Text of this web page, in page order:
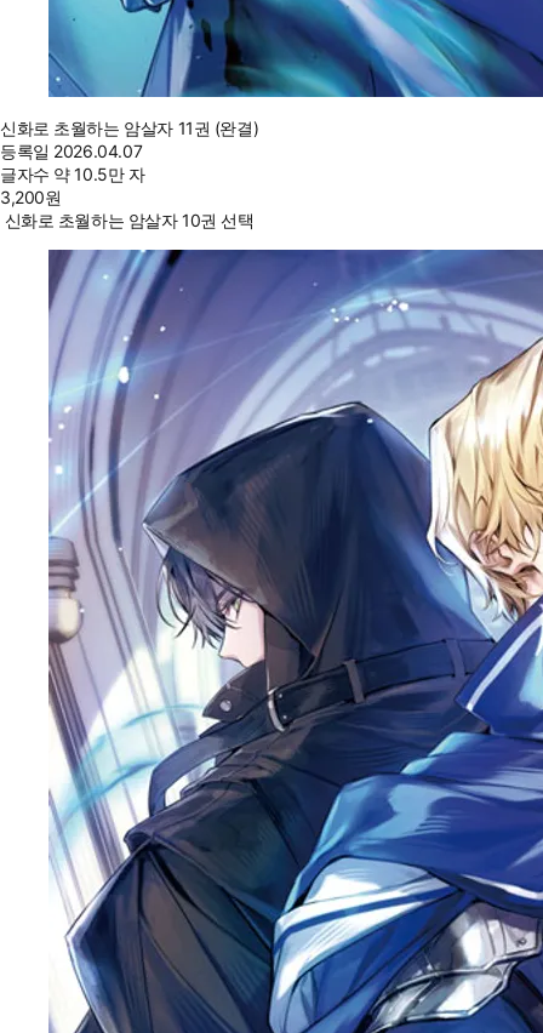
신화로 초월하는 암살자 11권 (완결)
등록일 2026.04.07
글자수 약 10.5만 자
3,200원
신화로 초월하는 암살자 10권 선택